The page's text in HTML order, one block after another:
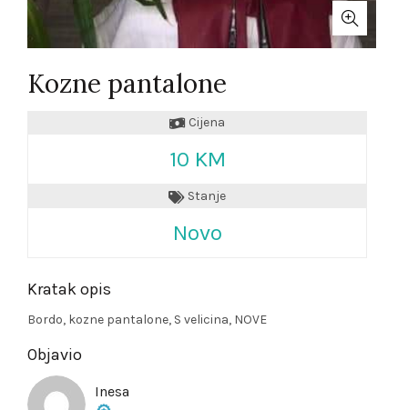
Kozne pantalone
Cijena
10 KM
Stanje
Novo
Kratak opis
Bordo, kozne pantalone, S velicina, NOVE
Objavio
Inesa